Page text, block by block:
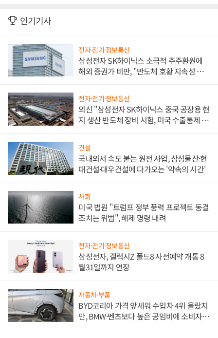
인기기사
전자·전기·정보통신
삼성전자 SK하이닉스 소극적 주주환원에
해외 증권가 비판, "반도체 호황 지속성 의
전자·전기·정보통신
외신 "삼성전자 SK하이닉스 중국 공장용 현
지 생산 반도체 장비 시험, 미국 수출통제 대
건설
국내외서 속도 붙는 원전 사업, 삼성물산·현
대건설·대우건설에 다가오는 '약속의 시간'
사회
미국 법원 "트럼프 정부 풍력 프로젝트 동결
조치는 위법", 해제 명령 내려
전자·전기·정보통신
삼성전자, 갤럭시Z 폴드8 사전예약 개통 8
월31일까지 연장
자동차·부품
BYD코리아 가격 앞세워 수입차 4위 올랐지
만, BMW·벤츠보다 높은 공임비에 소비자